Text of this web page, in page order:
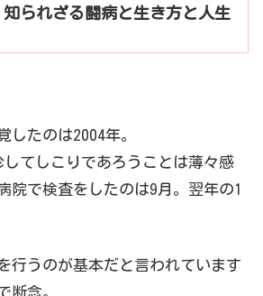
られざる闘病と生き方と人生
したのは2004年。
てしこりであろうことは薄々感
院で検査をしたのは9月。翌年の1
行うのが基本だと言われています
断念。